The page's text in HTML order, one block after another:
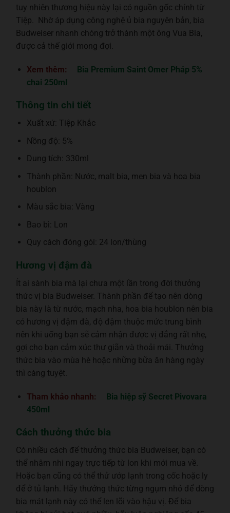
tuy nhiên thương hiệu này lại có nguồn gốc chính từ
Tiệp. Nhờ áp dụng công nghệ ủ bia nguyên bản, bia
Budweiser nhanh chóng trở thành một ông Vua Bia,
được cả thế giới mong đợi.
Xem thêm:
Bia Premium Saint Omer Pháp 5%
chai 250ml
Thông tin chi tiết
Xuất xứ: Tiệp Khắc
Nồng độ: 5%
Dung tích: 330ml
Thành phần: Nước, malt bia, men bia và hoa bia
houblon
Màu sắc bia: Vàng
Bao bì: Lon
Quy cách đóng gói: 24 lon/thùng
Hương vị đậm đà
Ít ai sành bia mà lại chưa một lần trong đời thưởng
thức vị bia Budweiser. Thành phần để tạo nên dòng
bia này là từ nước, mạch nha, hoa bia houblon nên bia
có hương vị đậm đà, độ đậm thuộc mức trung bình
nên khi uống bạn sẽ cảm nhận được vị đắng rất nhẹ,
gợi cho bạn cảm xúc thư giãn và thoải mái. Thưởng
thức bia vào mùa hè hoặc những bữa ăn hàng ngày
thì càng tuyệt.
Tham khảo nhanh:
Bia hiệp sỹ Secret Pivovara
450ml
Cách thưởng thức bia
Có nhiều cách để thưởng thức bia Budweiser, bạn có
thể nhâm nhi ngay trực tiếp từ lon khi mới mua về.
Hoặc bạn cũng có thể thử ướp lạnh trong cốc hoặc ly
để ở tủ lạnh. Hãy thưởng thức từng ngụm nhỏ để dòng
bia mát lạnh này có thể len lõi vào hậu vị. Để bia